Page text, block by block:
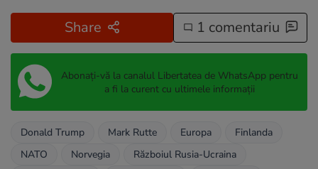
Share 1 comentariu
Abonați-vă la canalul Libertatea de WhatsApp pentru
a fi la curent cu ultimele informații
Donald Trump Mark Rutte Europa
Finlanda
NATO
Norvegia
Războiul Rusia-Ucraina